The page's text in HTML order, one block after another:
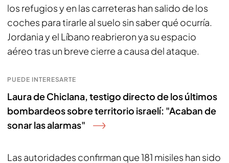
los refugios y en las carreteras han salido de los
coches para tirarle al suelo sin saber qué ocurría.
Jordania y el Líbano reabrieron ya su espacio
aéreo tras un breve cierre a causa del ataque.
PUEDE INTERESARTE
Laura de Chiclana, testigo directo de los últimos
bombardeos sobre territorio israelí: "Acaban de
sonar las alarmas"
Las autoridades confirman que 181 misiles han sido